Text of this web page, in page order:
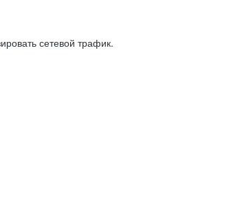
сетевой трафик.